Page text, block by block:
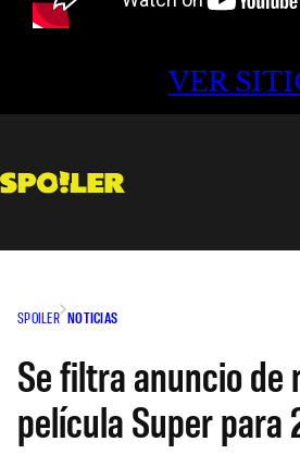
VER
SPOILER NOTICIAS
Se filtra anuncio de
película Super para